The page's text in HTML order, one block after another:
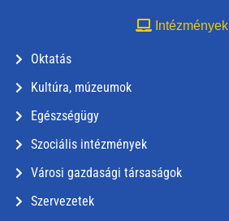
Intézmények
Oktatás
Kultúra, múzeumok
Egészségügy
Szociális intézmények
Városi gazdasági társaságok
Szervezetek